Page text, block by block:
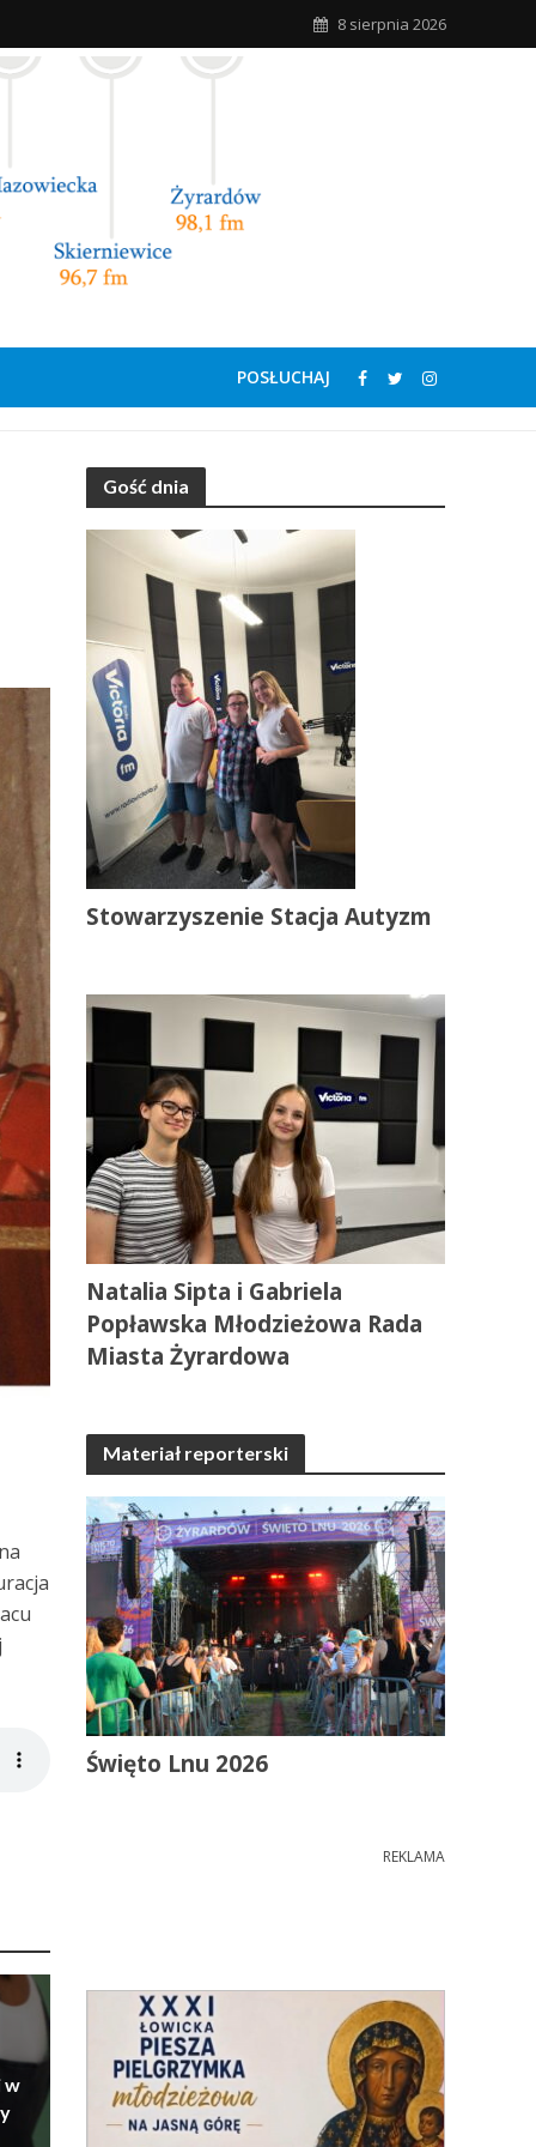
8 sierpnia 2026
POSŁUCHAJ
w
Gość dnia
Stowarzyszenie Stacja Autyzm
Natalia Sipta i Gabriela
Popławska Młodzieżowa Rada
Miasta Żyrardowa
Materiał reporterski
Święto Lnu 2026
REKLAMA